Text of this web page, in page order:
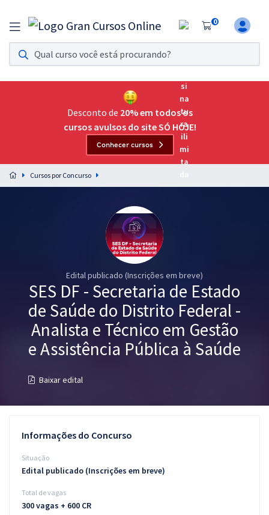
0
Assinatura Ilimitada 11
Acesso a todos os cursos. Teste grátis por 7 dias!
Assinatura OAB Até Passar
Acesso ilimitado a toda preparação para o Exame da
Preparação completa e intensiva para as principais
residências em saúde do Brasil
Graduação
Blog
Atendimento
Desconto de 20% em todos os
cursos avulsos do site SÓ HOJE!
Conhecer cursos
Cursos por Concurso
Edital publicado (Inscrições em breve)
SES DF - Secretaria de Estado
de Saúde do Distrito Federal -
Analista e Técnico em Gestão
e Assistência Pública à Saúde
Baixar edital
Informações do Concurso
Situação
Edital publicado (Inscrições em breve)
Total de vagas
300 vagas + 600 CR